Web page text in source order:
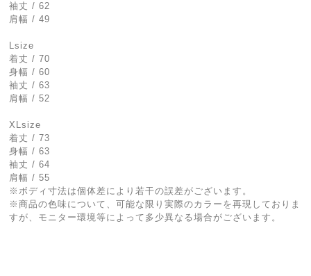
袖丈 / 62
肩幅 / 49
Lsize
着丈 / 70
身幅 / 60
袖丈 / 63
肩幅 / 52
XLsize
着丈 / 73
身幅 / 63
袖丈 / 64
肩幅 / 55
※ボディ寸法は個体差により若干の誤差がございます。
※商品の色味について、可能な限り実際のカラーを再現しておりま
すが、モニター環境等によって多少異なる場合がございます。